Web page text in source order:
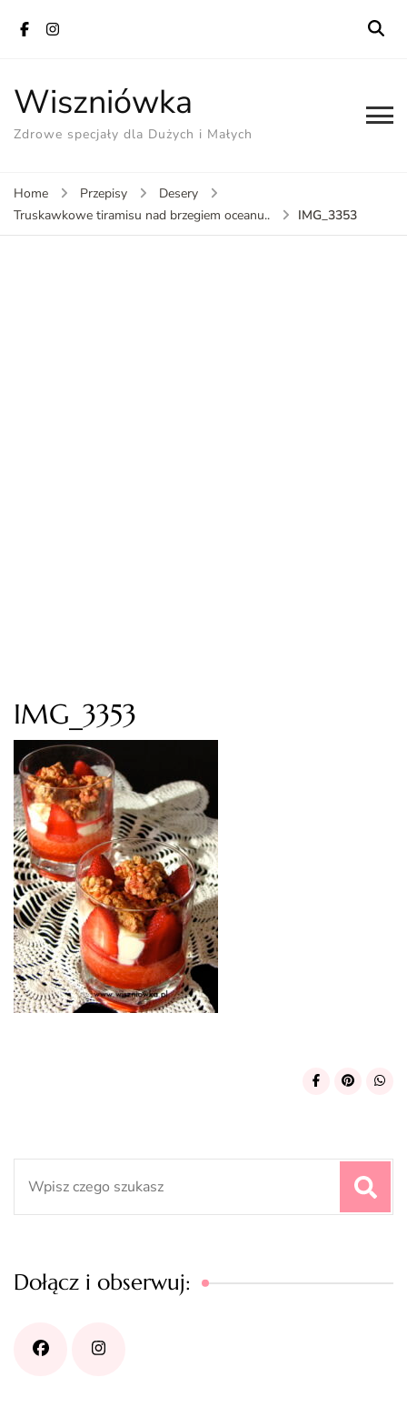
Wiszniówka
Zdrowe specjały dla Dużych i Małych
Home Przepisy
Desery
Truskawkowe tiramisu nad brzegiem oceanu..
IMG_3353
IMG_3353
Dołącz i obserwuj: